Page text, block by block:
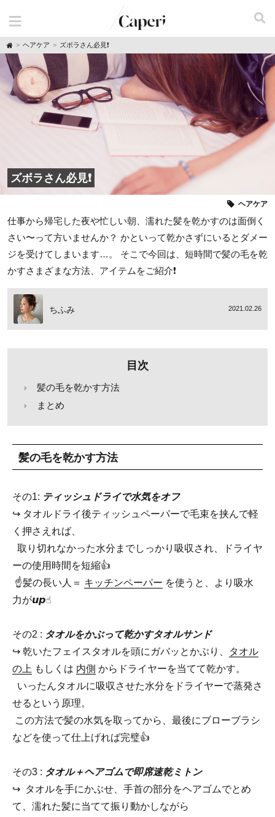
H
o
e
ヘアケア ズボラさん必見❗
ズボラさん必見❗
ヘアケア
仕事から帰宅した夜や忙しい朝、濡れた髪を乾かすのは面倒く
さい〜って方いませんか？ かといって乾かさずにいるとダメー
ジを受けてしまいます…。 そこで今回は、短時間で髪の毛を乾
かすさまざまな方法、アイテムをご紹介❗
ちふみ 2021.02.26
目次
髪の毛を乾かす方法
まとめ
髪の毛を乾かす方法
その1: ティッシュドライで水気をオフ
↪︎ タオルドライ後ティッシュペーパーで毛束を挟んで軽
く押さえれば、
取り切れなかった水分までしっかり吸収され、ドライヤ
ーの使用時間を短縮👍
☝️髪の長い人＝ キッチンペーパー を使うと、より吸水
力が𝙪𝙥︎☝︎
その2 : タオルをかぶって乾かすタオルサンド
↪︎ 乾いたフェイスタオルを頭にガバッとかぶり、
タオル
の上 もしくは 内側 からドライヤーを当てて乾かす。
いったんタオルに吸収させた水分をドライヤーで蒸発さ
せるという原理。
この方法で髪の水気を取ってから、最後にブローブラシ
などを使って仕上げれば完璧👍
その3 : タオル＋ヘアゴムで即席速乾ミトン
↪︎ タオルを手にかぶせ、手首の部分をヘアゴムでとめ
て、濡れた髪に当てて振り動かしながら